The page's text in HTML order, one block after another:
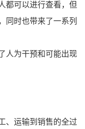
都可以进行查看，但
同时也带来了一系列
人为干预和可能出现
、运输到销售的全过